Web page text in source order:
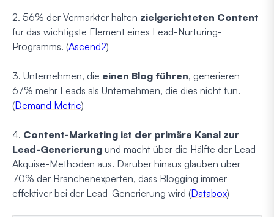
2. 56% der Vermarkter halten zielgerichteten Content
für das wichtigste Element eines Lead-Nurturing-
Programms. (Ascend2)
3. Unternehmen, die einen Blog führen, generieren
67% mehr Leads als Unternehmen, die dies nicht tun.
(Demand Metric)
4. Content-Marketing ist der primäre Kanal zur
Lead-Generierung und macht über die Hälfte der Lead-
Akquise-Methoden aus. Darüber hinaus glauben über
70% der Branchenexperten, dass Blogging immer
effektiver bei der Lead-Generierung wird (Databox)